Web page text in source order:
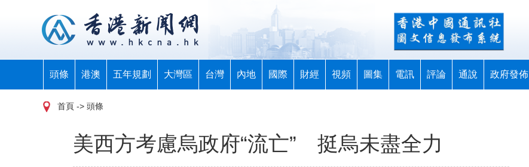
頭條 港澳 五年規劃 大灣區 台灣 內地 國際 財經 視頻 圖集 電訊 評論 通說 政府發佈
首頁 -> 頭條
美西方考慮烏政府“流亡” 挺烏未盡全力